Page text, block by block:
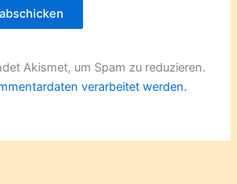
Akismet, um Spam zu reduzieren.
verarbeitet werden.